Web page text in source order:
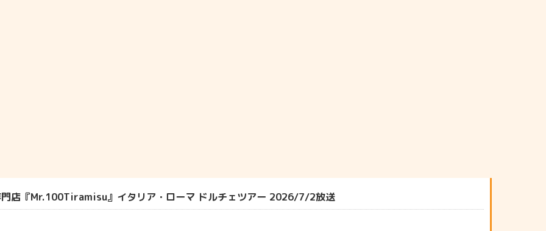
門店『Mr.100Tiramisu』イタリア・ローマ ドルチェツアー 2026/7/2放送